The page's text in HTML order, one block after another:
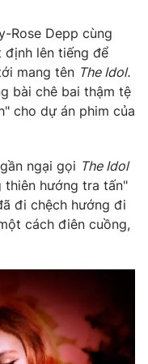
Rose Depp cùng
định lên tiếng để
mang tên The Idol.
bài chê bai thậm tệ
cho dự án phim của
ngại gọi The Idol
thiên hướng tra tấn"
đi chệch hướng đi
cách điên cuồng,